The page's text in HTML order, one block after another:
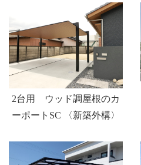
2台用 ウッド調屋根のカ
ーポートSC 〈新築外構〉